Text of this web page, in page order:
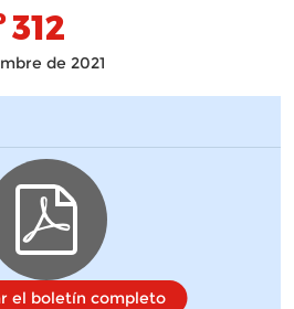
312
de 2021
el boletín completo